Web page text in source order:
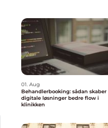
01. Aug
Behandlerbooking: sådan skaber
digitale løsninger bedre flow i
klinikken